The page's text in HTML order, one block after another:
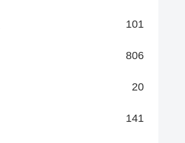
101
806
20
141